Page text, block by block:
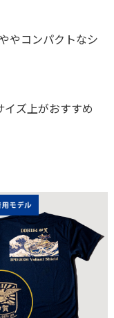
やコンパクトなシ
ズ上がおすすめ